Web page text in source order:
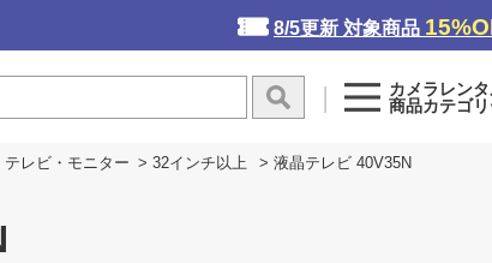
8/5更新 対象商品
カメラレン
商品カテゴ
テレビ・モニター > 32インチ以上 > 液晶テレビ 40V35N